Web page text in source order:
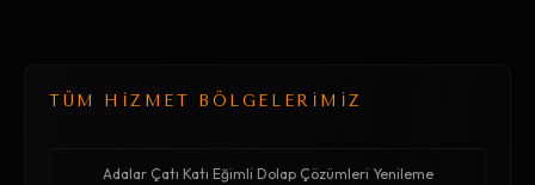
TÜM HİZMET BÖLGELERİMİZ
Adalar Çatı Katı Eğimli Dolap Çözümleri Yenileme